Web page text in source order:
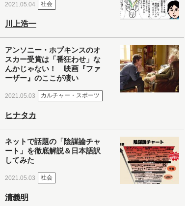
2021.05.04 社会
川上浩一
アンソニー・ホプキンスのオ
スカー受賞は「番狂わせ」な
んかじゃない！ 映画『ファ
ーザー』のここが凄い
2021.05.03 カルチャー・スポーツ
ヒナタカ
ネットで話題の「陰謀論チャ
ート」を徹底解説＆日本語訳
してみた
2021.05.03 社会
清義明